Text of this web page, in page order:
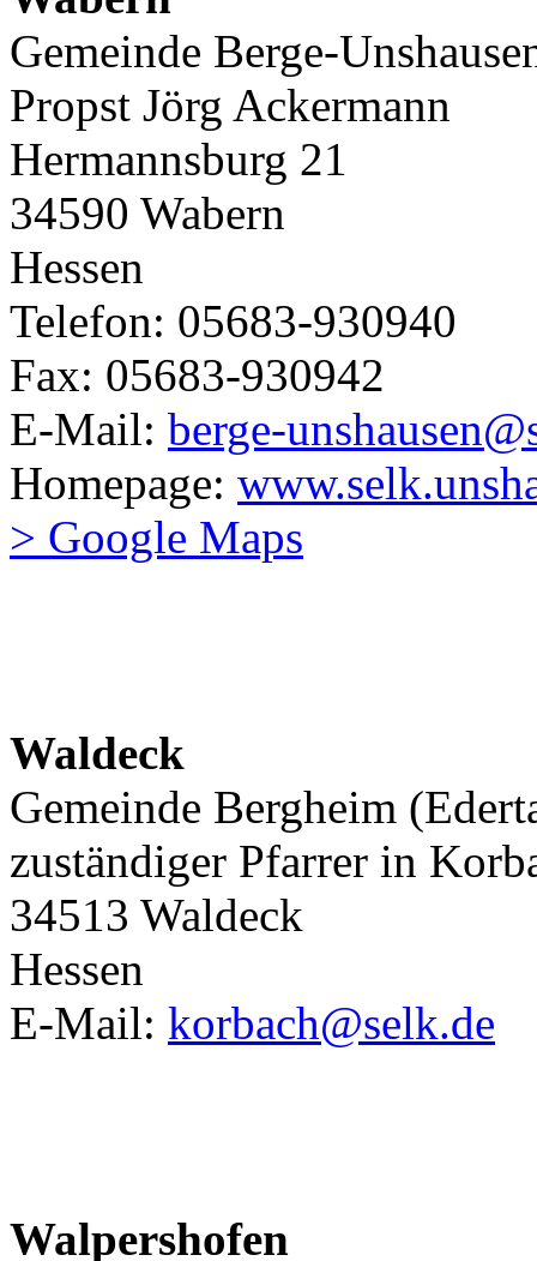
Gemeinde Berge-
Propst Jörg Ackermann
Hermannsburg 21
34590 Wabern
Hessen
Telefon: 05683-930940
Fax: 05683-930942
E-Mail: berge-
Homepage:
> Google Maps
Waldeck
Gemeinde Bergheim
zuständiger Pfarrer in
34513 Waldeck
Hessen
E-Mail: korbach@selk.de
Walpershofen